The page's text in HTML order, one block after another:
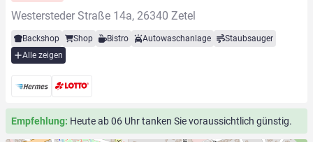
Westersteder Straße 14a, 26340 Zetel
Backshop Shop Bistro Autowaschanlage
Staubsauger
Alle zeigen
Empfehlung: Heute ab 06 Uhr tanken Sie voraussichtlich günstig.